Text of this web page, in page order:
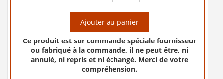
Ajouter au panier
Ce produit est sur commande spéciale fournisseur
ou fabriqué à la commande, il ne peut être, ni
annulé, ni repris et ni échangé. Merci de votre
compréhension.